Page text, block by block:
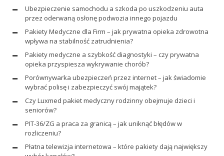
Ubezpieczenie samochodu a szkoda po uszkodzeniu auta
przez oderwaną osłonę podwozia innego pojazdu
Pakiety Medyczne dla Firm – jak prywatna opieka zdrowotna
wpływa na stabilność zatrudnienia?
Pakiety medyczne a szybkość diagnostyki – czy prywatna
opieka przyspiesza wykrywanie chorób?
Porównywarka ubezpieczeń przez internet – jak świadomie
wybrać polisę i zabezpieczyć swój majątek?
Czy Luxmed pakiet medyczny rodzinny obejmuje dzieci i
seniorów?
PIT-36/ZG a praca za granicą – jak uniknąć błędów w
rozliczeniu?
Płatna telewizja internetowa – które pakiety dają największy